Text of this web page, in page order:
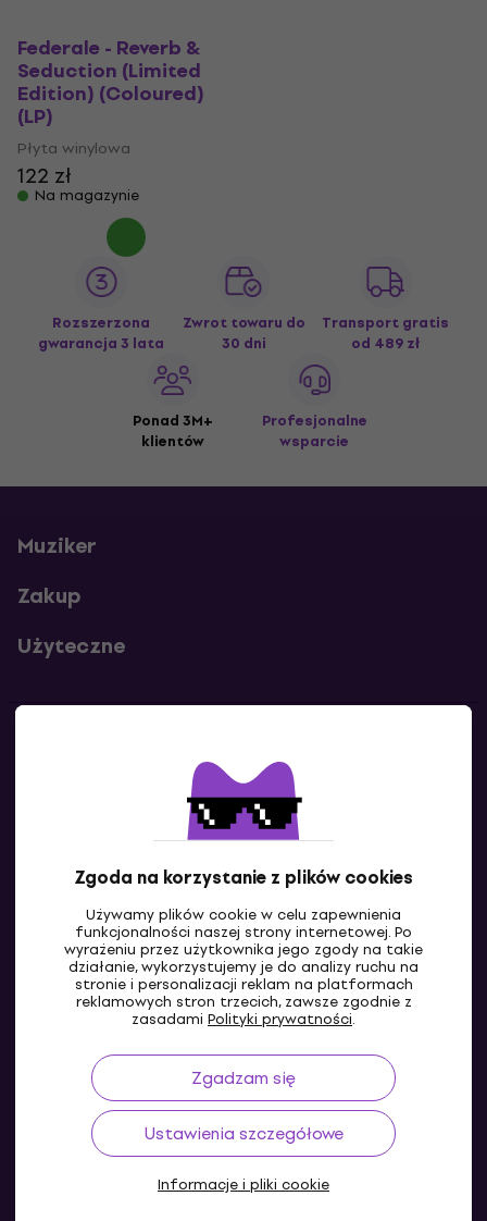
Zgoda na korzystanie z plików cookies
Używamy plików cookie w celu zapewnienia
funkcjonalności naszej strony internetowej. Po
wyrażeniu przez użytkownika jego zgody na takie
działanie, wykorzystujemy je do analizy ruchu na
stronie i personalizacji reklam na platformach
reklamowych stron trzecich, zawsze zgodnie z
zasadami Polityki prywatności.
Zgadzam się
Ustawienia szczegółowe
Informacje i pliki cookie
Federale - Reverb &
Seduction (Limited
Edition) (Coloured)
(LP)
Płyta winylowa
122 zł
Na magazynie
Rozszerzona
gwarancja 3 lata
Zwrot towaru do
30 dni
Transport gratis
od 489 zł
Ponad 3M+
klientów
Profesjonalne
wsparcie
Muziker
Zakup
Użyteczne
Skontaktuj się z nami
PL